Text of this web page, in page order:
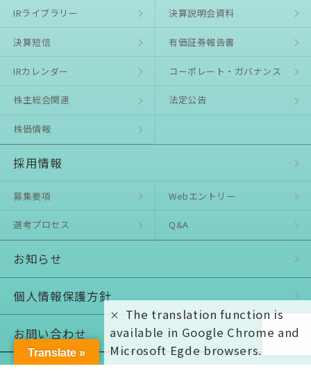
The translation function is
available in Google Chrome and
Microsoft Egde browsers.
IRライブラリー 決算説明会資料
決算短信 有価証券報告書
IRカレンダー コーポレート・ガバナンス
株主総会関連 法定公告
株価情報
採用情報
募集要項 Webエントリー
選考プロセス Q&A
お知らせ
個⼈情報保護⽅針
お問い合わせ
Translate »